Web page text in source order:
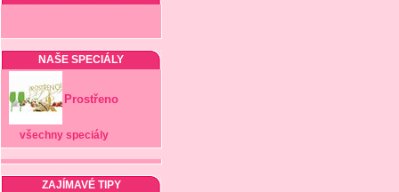
NAŠE SPECIÁLY
Prostřeno
všechny speciály
ZAJÍMAVÉ TIPY